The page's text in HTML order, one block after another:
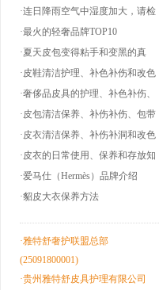
·连日降雨空气中湿度加大，请检
查下你的皮衣
·最火的轻奢品牌TOP10
·夏天皮包变得粘手和变黑的真
相！
·皮鞋清洁护理、补色补伤和改色
翻新！
·奢侈品皮具的护理、补色补伤、
包带油边和翻
·皮包清洁保养、补伤补伤、包带
洞边和改色翻
·皮衣清洁保养、补伤补洞和改色
翻新！
·皮衣的日常使用、保养和存放知
识！
·爱马仕（Hermès）品牌介绍
·貂皮大衣保养方法
·雅特舒奢护联盟总部
(25091800001)
·贵州雅特舒皮具护理有限公司